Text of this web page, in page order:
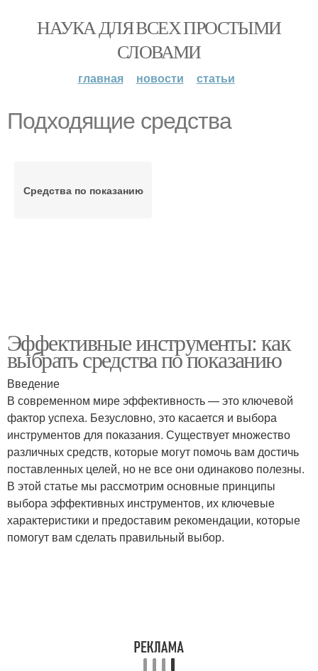
НАУКА ДЛЯ ВСЕХ ПРОСТЫМИ
СЛОВАМИ
главная новости статьи
Подходящие средства
Средства по показанию
Эффективные инструменты: как
выбрать средства по показанию
Введение
В современном мире эффективность — это ключевой
фактор успеха. Безусловно, это касается и выбора
инструментов для показания. Существует множество
различных средств, которые могут помочь вам достичь
поставленных целей, но не все они одинаково полезны.
В этой статье мы рассмотрим основные принципы
выбора эффективных инструментов, их ключевые
характеристики и предоставим рекомендации, которые
помогут вам сделать правильный выбор.